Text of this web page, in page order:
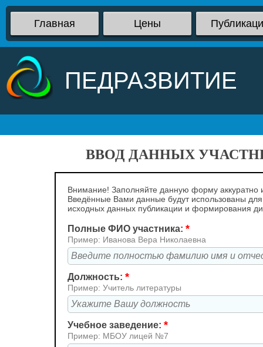
Главная Цены
ПЕДРАЗВИТИЕ
ВВОД ДАННЫХ
Внимание! Заполняйте данную форму аккуратно
Введённые Вами данные будут использованы
исходных данных публикации и формирования
Полные ФИО участника: *
Пример: Иванова Вера Николаевна
Должность: *
Пример: Учитель литературы
Учебное заведение: *
Пример: МБОУ лицей №7